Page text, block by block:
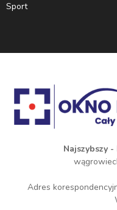
Sport
Najszybszy
Adres